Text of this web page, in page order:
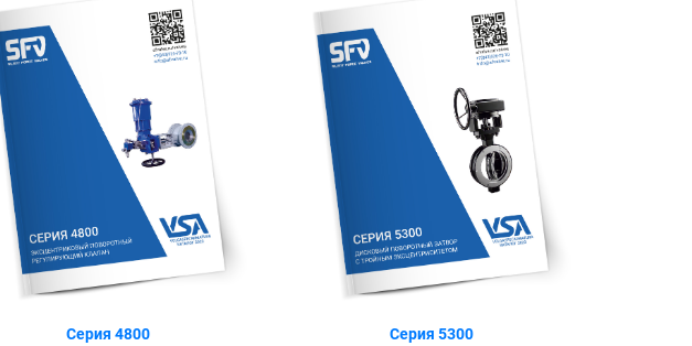
Серия 4800
Серия 5300